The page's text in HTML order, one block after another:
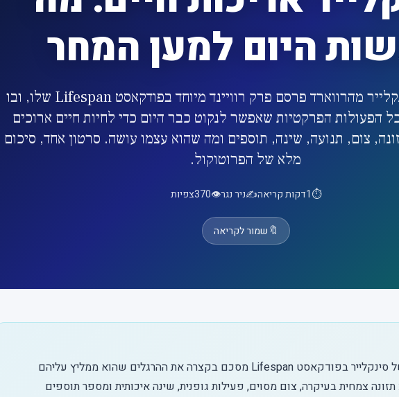
היום למען המחר
פרופ' דייוויד סינקלייר מהרווארד פרסם פרק רוויינד מיוחד בפודקאסט Lifespan שלו, ובו
הפעולות הפרקטיות שאפשר לנקוט כבר היום כדי לחיות חיים ארוכים
צום, תנועה, שינה, תוספים ומה שהוא עצמו עושה. סרטון אחד, סיכום
מלא של הפרוטוקול.
⏱️
1דקות קריאה✍️ניר נגר👁️
370צפיות
🔖שמור לקריאה
פרק רוויינד של סינקלייר בפודקאסט Lifespan מסכם בקצרה את ההרגלים שהוא ממליץ עליהם
תזונה צמחית בעיקרה, צום מסוים, פעילות גופנית, שינה איכותית ומספר תוספים